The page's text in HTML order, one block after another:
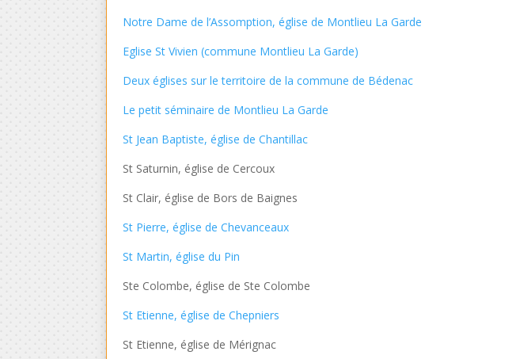
Notre Dame de l’Assomption, église de Montlieu La Garde
Eglise St Vivien (commune Montlieu La Garde)
Deux églises sur le territoire de la commune de Bédenac
Le petit séminaire de Montlieu La Garde
St Jean Baptiste, église de Chantillac
St Saturnin, église de Cercoux
St Clair, église de Bors de Baignes
St Pierre, église de Chevanceaux
St Martin, église du Pin
Ste Colombe, église de Ste Colombe
St Etienne, église de Chepniers
St Etienne, église de Mérignac